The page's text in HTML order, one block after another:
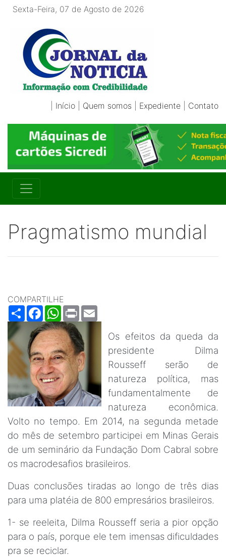
Sexta-Feira, 07 de Agosto de 2026
Início Quem somos Expediente Contato
Pragmatismo mundial
COMPARTILHE
ShareFacebookWhatsApp
Print
Os efeitos da queda da
presidente Dilma
Rousseff serão de
natureza política, mas
fundamentalmente de
natureza econômica.
Volto no tempo. Em 2014, na segunda metade
do mês de setembro participei em Minas Gerais
de um seminário da Fundação Dom Cabral sobre
os macrodesafios brasileiros.
Duas conclusões tiradas ao longo de três dias
para uma platéia de 800 empresários brasileiros.
1- se reeleita, Dilma Rousseff seria a pior opção
para o país, porque ele tem imensas dificuldades
pra se reciclar.